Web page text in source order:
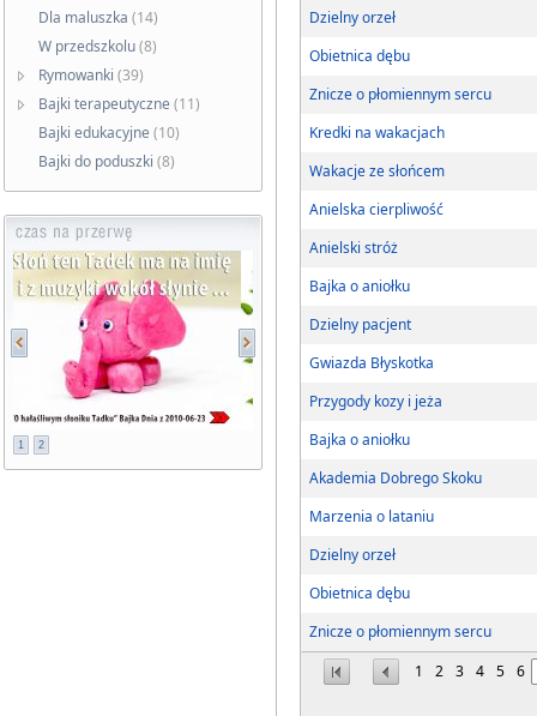
Dla maluszka (14)
W przedszkolu(8)
Rymowanki (39)
Bajki terapeutyczne (11)
Bajki edukacyjne (10)
Bajki do poduszki (8)
1 2
1 2 3 4 5 6
Dzielny orzeł
Obietnica dębu
Znicze o płomiennym sercu
Kredki na wakacjach
Wakacje ze słońcem
Anielska cierpliwość
Anielski stróż
Bajka o aniołku
Dzielny pacjent
Gwiazda Błyskotka
Przygody kozy i jeża
Bajka o aniołku
Akademia Dobrego Skoku
Marzenia o lataniu
Dzielny orzeł
Obietnica dębu
Znicze o płomiennym sercu